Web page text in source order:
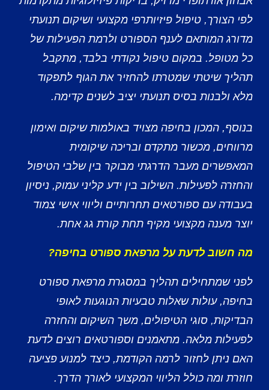
לפי הצורך, טיפול פיזיותרפי מקצועי ושיקום תנועתי
מדורג המותאם לענף הספורט ולרמת הפעילות של
כל מטופל. במקום טיפול נקודתי בלבד, מתקבל
תהליך שיטתי שמטרתו להחזיר את הגוף לתפקוד
מלא ולבנות בסיס תנועתי יציב לשנים קדימה.
בנוסף, המכון בחיפה מצויד באולמות שיקום ואימון
מרווחים, מכשור מתקדם ובריכה שיקומית
המאפשרים מעבר הדרגתי מבוקר בין שלבי הטיפול
והחזרה לפעילות. השילוב בין ידע קליני עמוק, ניסיון
בעבודה עם ספורטאים תחרותיים וליווי אישי צמוד
יוצר מענה מקצועי מקיף תחת קורת גג אחת.
מה חשוב לדעת על מרפאת ספורט בחיפה?
לפני שמתחילים תהליך במסגרת מרפאת ספורט
בחיפה, עולות שאלות טבעיות הנוגעות לאופי
הבדיקות, סוגי הטיפולים, משך השיקום והחזרה
לפעילות מלאה. מתאמנים וספורטאים רוצים לדעת
האם ניתן לחזור לרמה הקודמת, כיצד למנוע פציעה
חוזרת ומה כולל הליווי המקצועי לאורך הדרך.